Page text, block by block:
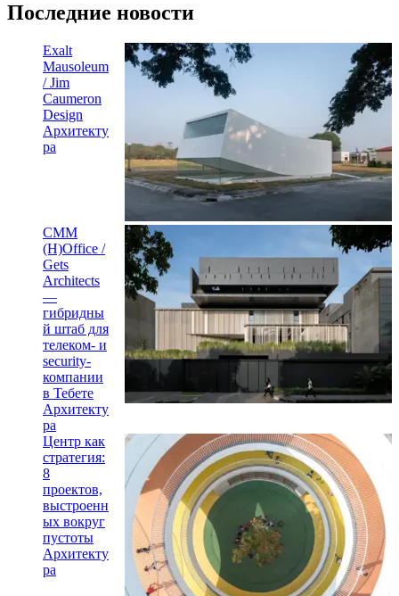
Последние новости
Exalt
Mausoleum
/ Jim
Caumeron
Design
Архитекту
ра
CMM
(H)Office /
Gets
Architects
—
гибридны
й штаб для
телеком- и
security-
компании
в Тебете
Архитекту
ра
Центр как
стратегия:
8
проектов,
выстроенн
ых вокруг
пустоты
Архитекту
ра